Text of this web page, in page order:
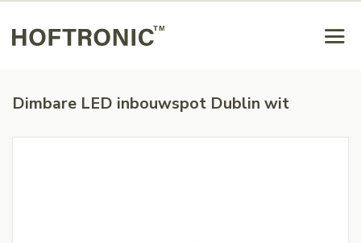
Dimbare LED inbouwspot Dublin wit